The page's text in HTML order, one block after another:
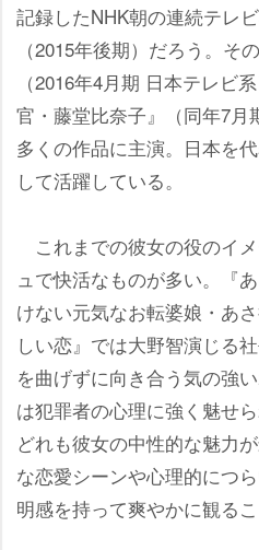
記録したNHK朝の連続テレ
（2015年後期）だろう。そ
（2016年4月期 日本テレビ
官・藤堂比奈子』（同年7月
多くの作品に主演。日本を
して活躍している。
これまでの彼女の役のイ
ュで快活なものが多い。『
けない元気なお転婆娘・あ
しい恋』では大野智演じる
を曲げずに向き合う気の強
は犯罪者の心理に強く魅せ
どれも彼女の中性的な魅力
な恋愛シーンや心理的につ
明感を持って爽やかに観るこ